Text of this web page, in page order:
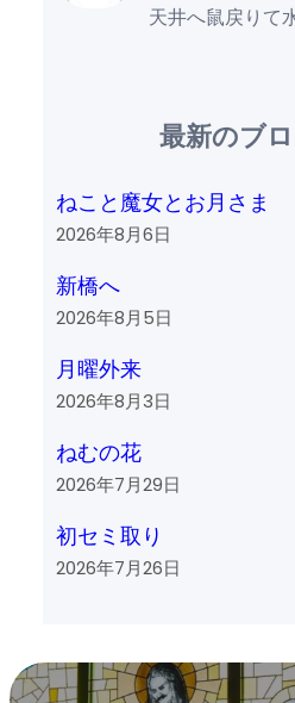
天井へ鼠戻りて
最新のブ
ねこと魔女とお月さま
2026年8月6日
新橋へ
2026年8月5日
月曜外来
2026年8月3日
ねむの花
2026年7月29日
初セミ取り
2026年7月26日